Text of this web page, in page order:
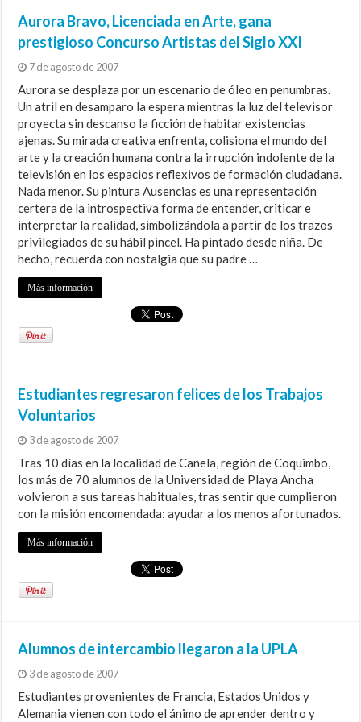
Aurora Bravo, Licenciada en Arte, gana
prestigioso Concurso Artistas del Siglo XXI
7 de agosto de 2007
Aurora se desplaza por un escenario de óleo en penumbras.
Un atril en desamparo la espera mientras la luz del televisor
proyecta sin descanso la ficción de habitar existencias
ajenas. Su mirada creativa enfrenta, colisiona el mundo del
arte y la creación humana contra la irrupción indolente de la
televisión en los espacios reflexivos de formación ciudadana.
Nada menor. Su pintura Ausencias es una representación
certera de la introspectiva forma de entender, criticar e
interpretar la realidad, simbolizándola a partir de los trazos
privilegiados de su hábil pincel. Ha pintado desde niña. De
hecho, recuerda con nostalgia que su padre …
Más información
Estudiantes regresaron felices de los Trabajos
Voluntarios
3 de agosto de 2007
Tras 10 días en la localidad de Canela, región de Coquimbo,
los más de 70 alumnos de la Universidad de Playa Ancha
volvieron a sus tareas habituales, tras sentir que cumplieron
con la misión encomendada: ayudar a los menos afortunados.
Más información
Alumnos de intercambio llegaron a la UPLA
3 de agosto de 2007
Estudiantes provenientes de Francia, Estados Unidos y
Alemania vienen con todo el ánimo de aprender dentro y